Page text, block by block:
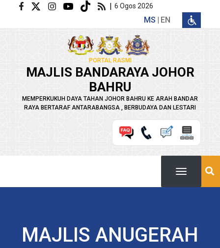
Langkau ke kandungan utama | 6 Ogos 2026
MS EN
PORTAL RASMI
MAJLIS BANDARAYA JOHOR
BAHRU
MEMPERKUKUH DAYA TAHAN JOHOR BAHRU KE ARAH BANDAR
RAYA BERTARAF ANTARABANGSA , BERBUDAYA DAN LESTARI
MAJLIS ANUGERAH